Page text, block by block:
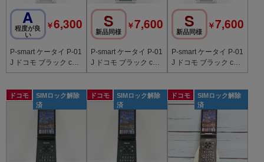
A
程度が良
い
￥6,300
P-smart ケータイ P-01
J ドコモ ブラック c20
246
S
新品同様
￥7,600
P-smart ケータイ P-01
J ドコモ ブラック c20
226
S
新品同様
￥7,600
P-smart ケータイ P-01
J ドコモ ブラック c20
224
ドコモ
SIMロック解除
済
ドコモ
SIMロック解除
済
ドコモ
SIMロック解除
済